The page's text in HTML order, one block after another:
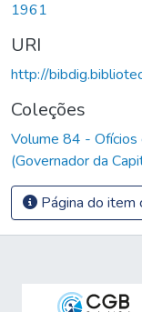
1961
URI
http://
Coleções
Volume 84 - Ofícios
(Governador da
Página do item